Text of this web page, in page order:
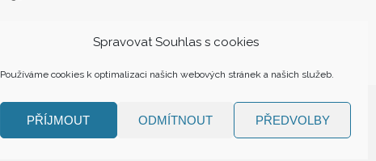
Spravovat Souhlas s cookies
Používáme cookies k optimalizaci našich webových stránek a našich služeb.
PŘÍJMOUT ODMÍTNOUT PŘEDVOLBY